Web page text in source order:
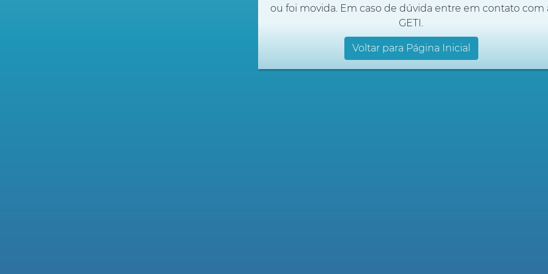
ou foi movida. Em caso de dúvida entre em contato com
GETI.
Voltar para Página Inicial